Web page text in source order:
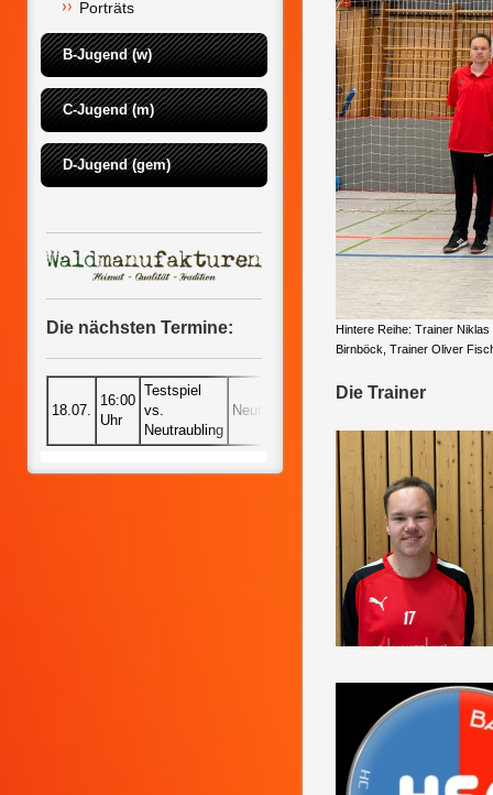
Porträts
B-Jugend (w)
C-Jugend (m)
D-Jugend (gem)
Die nächsten Termine:
18.07.
16:00
Uhr
Testspiel
vs.
Neutraubling
Neutraubling
Hintere Reihe: Trainer
Birnböck, Trainer Oliver
Die Trainer